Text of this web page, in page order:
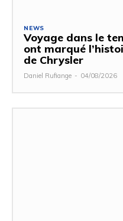
NEWS
Voyage dans le
ont marqué
de Chrysler
Daniel Rufiange - 04/08/2026